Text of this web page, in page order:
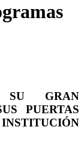
SU GRAN
PUERTAS